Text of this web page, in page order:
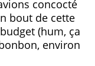
concocté
bout de cette
(hum, ça
environ